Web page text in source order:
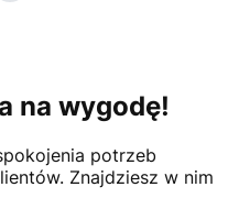
na wygodę!
potrzeb
Znajdziesz w nim